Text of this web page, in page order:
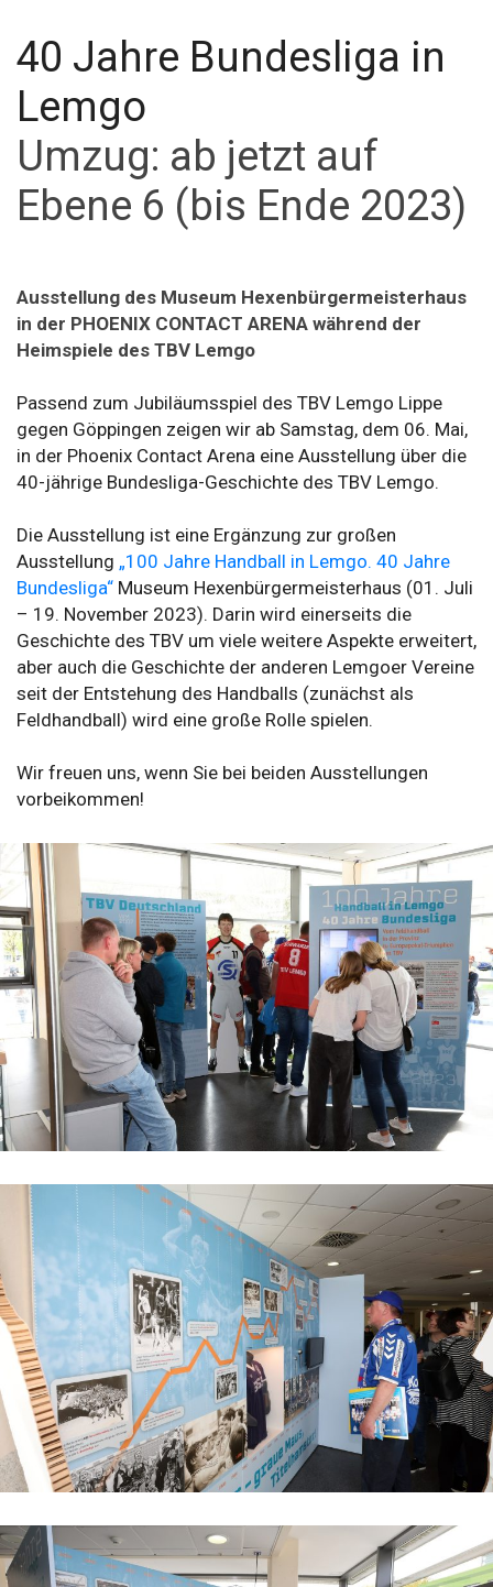
40 Jahre Bundesliga in
Lemgo
Umzug: ab jetzt auf
Ebene 6 (bis Ende 2023)
Ausstellung des Museum Hexenbürgermeisterhaus
in der PHOENIX CONTACT ARENA während der
Heimspiele des TBV Lemgo
Passend zum Jubiläumsspiel des TBV Lemgo Lippe
gegen Göppingen zeigen wir ab Samstag, dem 06. Mai,
in der Phoenix Contact Arena eine Ausstellung über die
40-jährige Bundesliga-Geschichte des TBV Lemgo.
Die Ausstellung ist eine Ergänzung zur großen
Ausstellung „100 Jahre Handball in Lemgo. 40 Jahre
Bundesliga“ Museum Hexenbürgermeisterhaus (01. Juli
– 19. November 2023). Darin wird einerseits die
Geschichte des TBV um viele weitere Aspekte erweitert,
aber auch die Geschichte der anderen Lemgoer Vereine
seit der Entstehung des Handballs (zunächst als
Feldhandball) wird eine große Rolle spielen.
Wir freuen uns, wenn Sie bei beiden Ausstellungen
vorbeikommen!